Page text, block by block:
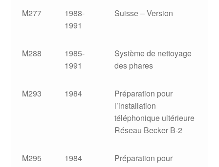
M277
1988-
1991
Suisse – Version
M288
1985-
1991
Système de nettoyage
des phares
M293 1984
Préparation pour
l’installation
téléphonique ultérieure
Réseau Becker B-2
M295 1984
Préparation pour